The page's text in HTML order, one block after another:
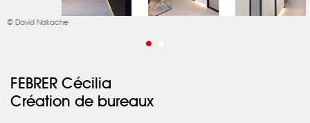
© David Nakache
FEBRER Cécilia
Création de bureaux